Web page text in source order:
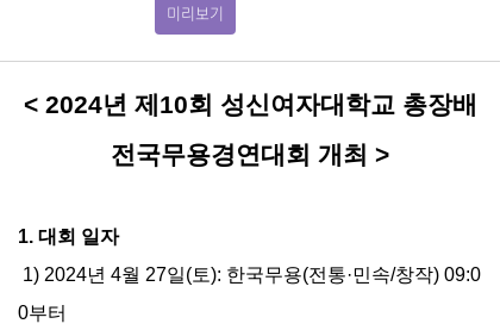
미리보기
< 2024년 제10회 성신여자대학교 총장배
전국무용경연대회 개최 >
1. 대회 일자
1) 2024년 4월 27일(토): 한국무용(전통·민속/창작) 09:0
0부터